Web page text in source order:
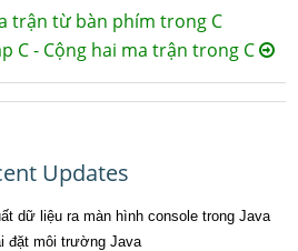
trận từ bàn phím trong C
C - Cộng hai ma trận trong C
Updates
dữ liệu ra màn hình console trong Java
đặt môi trường Java